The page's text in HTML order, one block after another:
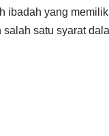
ibadah yang
satu syarat